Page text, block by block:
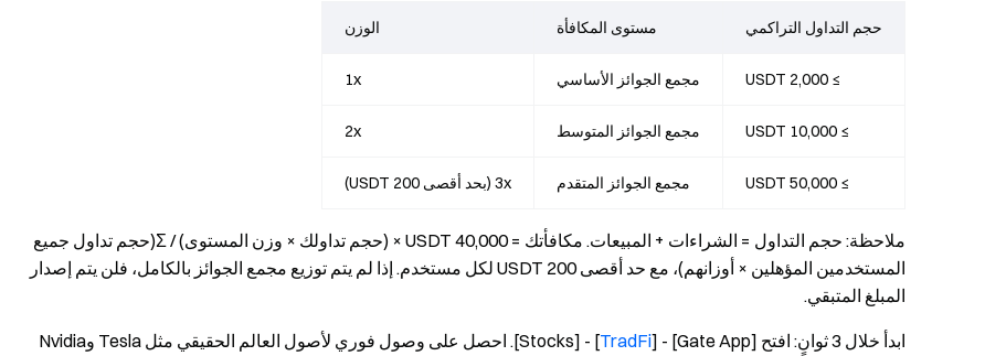
حجم التداول التراكمي مستوى المكافأة الوزن
≥ 2,000 USDT مجمع الجوائز الأساسي 1x
≥ 10,000 USDT مجمع الجوائز المتوسط 2x
≥ 50,000 USDT مجمع الجوائز المتقدم 3x (بحد أقصى 200 USDT)
ملاحظة: حجم التداول = الشراءات + المبيعات. مكافأتك = 40,000 USDT × (حجم تداولك × وزن المستوى) / Σ(حجم تداول جميع
المستخدمين المؤهلين × أوزانهم)، مع حد أقصى 200 USDT لكل مستخدم. إذا لم يتم توزيع مجمع الجوائز بالكامل، فلن يتم إصدار
المبلغ المتبقي.
ابدأ خلال 3 ثوانٍ: افتح [Gate App] - [ TradFi
] - [Stocks]. احصل على وصول فوري لأصول العالم الحقيقي مثل Tesla وNvidia